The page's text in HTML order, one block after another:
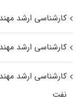
کارشناسی ارشد
کارشناسی ارشد
کارشناسی ارشد
نفت